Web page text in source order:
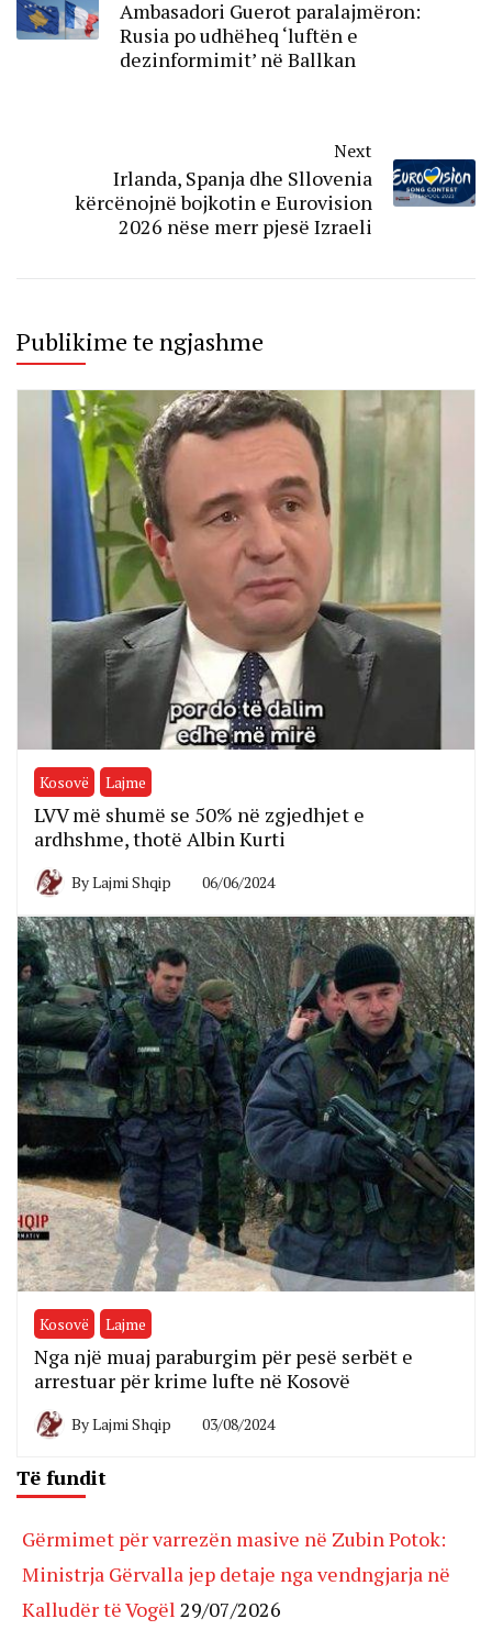
Ambasadori Guerot paralajmëron:
Rusia po udhëheq ‘luftën e
dezinformimit’ në Ballkan
Next
Irlanda, Spanja dhe Sllovenia
kërcënojnë bojkotin e Eurovision
2026 nëse merr pjesë Izraeli
Publikime te ngjashme
Kosovë Lajme
LVV më shumë se 50% në zgjedhjet e
ardhshme, thotë Albin Kurti
ByLajmi Shqip 06/06/2024
Kosovë Lajme
Nga një muaj paraburgim për pesë serbët e
arrestuar për krime lufte në Kosovë
ByLajmi Shqip 03/08/2024
Të fundit
Gërmimet për varrezën masive në Zubin Potok:
Ministrja Gërvalla jep detaje nga vendngjarja në
Kalludër të Vogël 29/07/2026